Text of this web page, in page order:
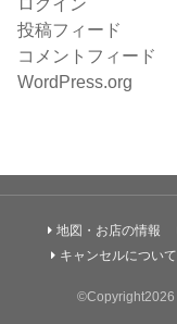
投稿フィード
コメントフィード
WordPress.org
地図・お店の情報
キャンセルについて
©Copyright2026